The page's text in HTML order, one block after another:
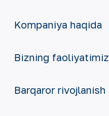
Kompaniya haqida
Bizning faoliyatimiz
Barqaror rivojlanish